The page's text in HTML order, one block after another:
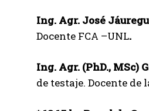
Ing. Agr. José
Docente FCA –UNL.
Ing. Agr. (PhD., MSc)
de testaje. Docente de